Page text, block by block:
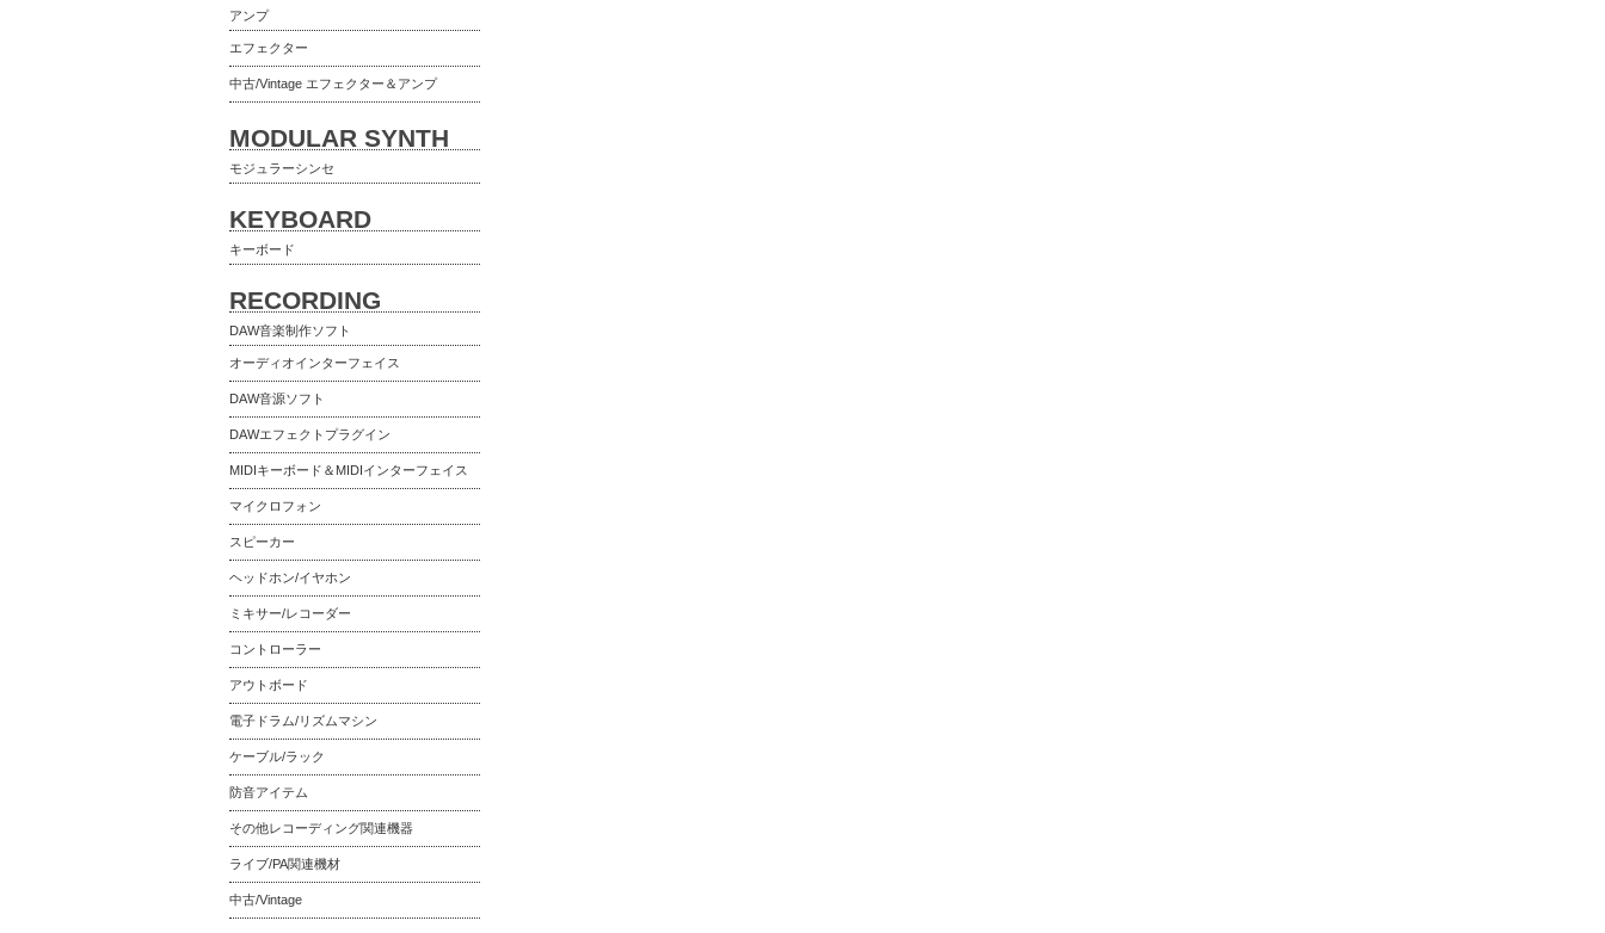
アンプ
エフェクター
中古/Vintage エフェクター＆アンプ
MODULAR SYNTH
モジュラーシンセ
KEYBOARD
キーボード
RECORDING
DAW音楽制作ソフト
オーディオインターフェイス
DAW音源ソフト
DAWエフェクトプラグイン
MIDIキーボード＆MIDIインターフェイス
マイクロフォン
スピーカー
ヘッドホン/イヤホン
ミキサー/レコーダー
コントローラー
アウトボード
電子ドラム/リズムマシン
ケーブル/ラック
防音アイテム
その他レコーディング関連機器
ライブ/PA関連機材
中古/Vintage